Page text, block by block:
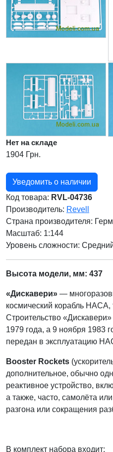
Нет на складе
1904 Грн.
Уведомить о наличии
Код товара: RVL-04736
Производитель: Revell
Страна производителя:
Масштаб: 1:144
Уровень сложности:
Высота модели, мм: 437
«Дискавери» —
космический корабль НАСА,
Строительство
1979 года, а 9 ноября 1983
передан в эксплуатацию
Booster Rockets
дополнительное, обычно
реактивное устройство,
а также, часто, самолёта
разгона или сокращения
В комплект набора входит: